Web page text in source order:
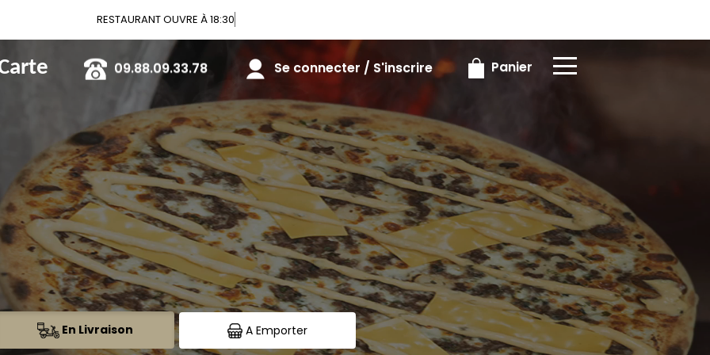
Vous
09.88.09.33.78 Se connecter / S'inscrire Panier
×
En Livraison A Emporter